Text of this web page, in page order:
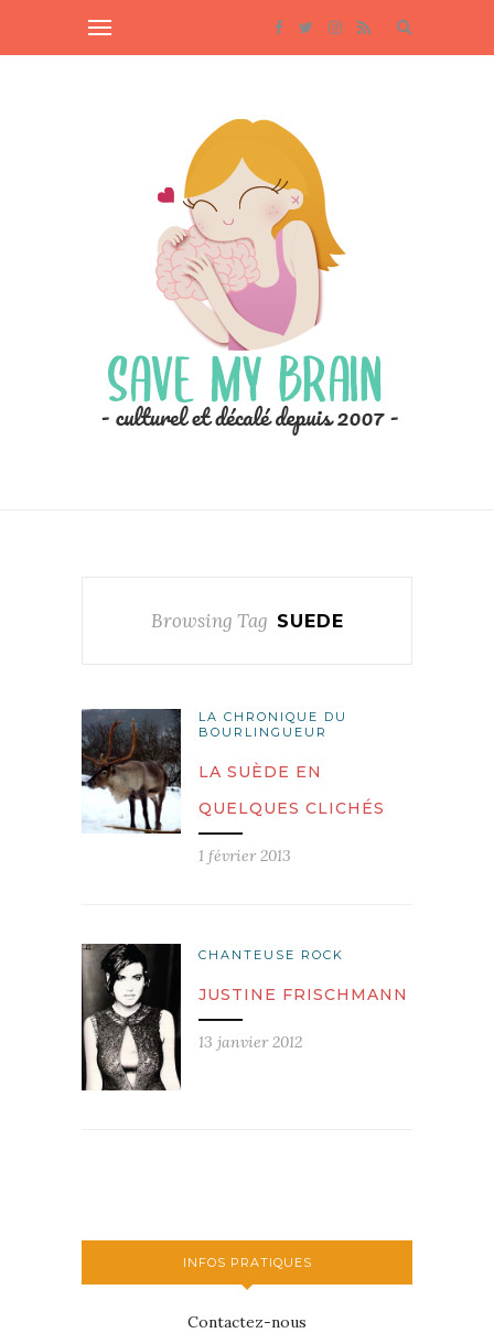
Browsing Tag SUEDE
LA CHRONIQUE DU
BOURLINGUEUR
LA SUÈDE EN
QUELQUES CLICHÉS
1 février 2013
CHANTEUSE ROCK
JUSTINE FRISCHMANN
13 janvier 2012
INFOS PRATIQUES
Contactez-nous